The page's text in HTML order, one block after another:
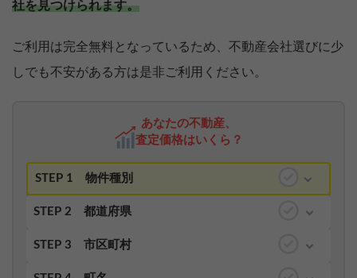
社を見つけられます。
ご利用は完全無料となっているため、不動産会社選びに少
しでも不安がある方は是非ご利用ください。
あなたの不動産、
査定価格はいくら？
STEP 1 物件種別
STEP 2 都道府県
STEP 3 市区町村